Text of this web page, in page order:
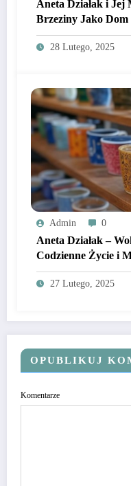
Aneta Działak i Jej
Brzeziny Jako
28 Lutego, 2025
Admin 0
Aneta Działak –
Codzienne Życie i
27 Lutego, 2025
OPUBLIKUJ
Komentarze